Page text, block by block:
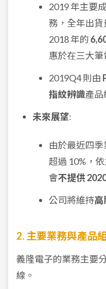
2019 年主要
務，全年出貨
2018 年的
惠於在三大筆
2019Q4 則由
指紋辨識產品
未來展望:
由於最近四
超過 10%，
會不提供
公司將維持高
2. 主要業務與產品
義隆電子的業務主要
線。